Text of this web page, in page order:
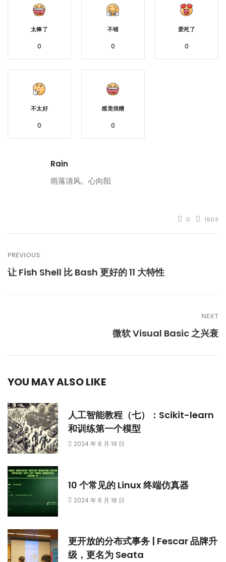
太棒了
0
不错
0
爱死了
0
不太好
0
感觉很糟
0
Rain
雨落清风。心向阳
0 1503
PREVIOUS
让 Fish Shell 比 Bash 更好的 11 大特性
NEXT
微软 Visual Basic 之兴衰
YOU MAY ALSO LIKE
人工智能教程（七）：Scikit-learn
和训练第一个模型
2024 年 6 月 19 日
10 个常见的 Linux 终端仿真器
2024 年 6 月 18 日
更开放的分布式事务 | Fescar 品牌升
级，更名为 Seata